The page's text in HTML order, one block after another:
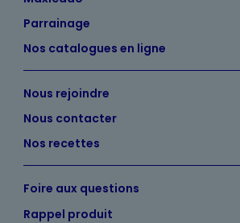
Parrainage
Nos catalogues en ligne
Nous rejoindre
Nous contacter
Nos recettes
Foire aux questions
Rappel produit